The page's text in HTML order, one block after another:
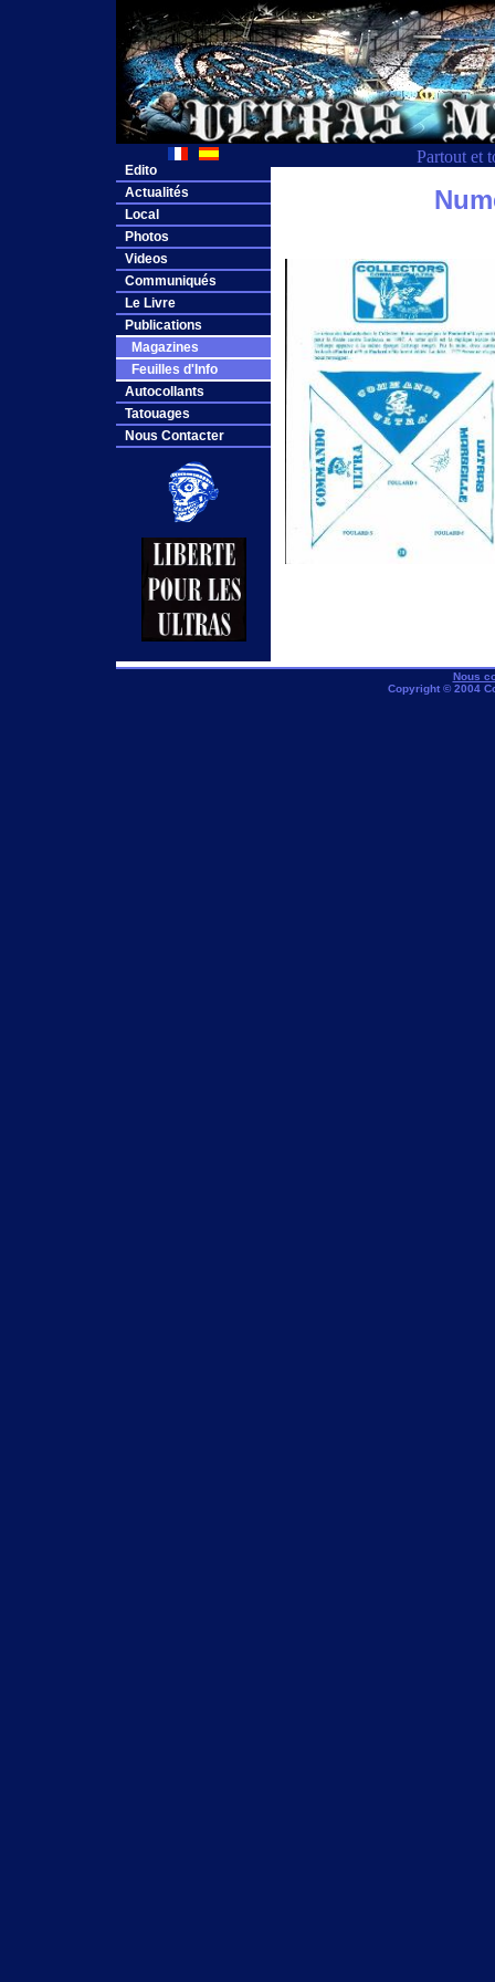
Partout et
Edito
Actualités
Local
Photos
Videos
Communiqués
Le Livre
Publications
Magazines
Feuilles d'Info
Autocollants
Tatouages
Nous Contacter
Nous
Copyright © 2004